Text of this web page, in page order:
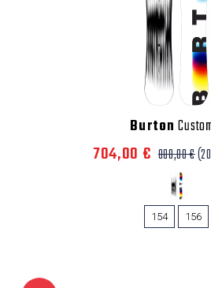
Burton
704,00 € 880,00 €
154 156